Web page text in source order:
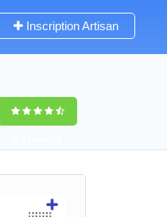
Inscription Artisan